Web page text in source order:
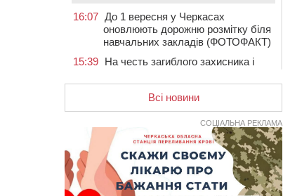
16:07 До 1 вересня у Черкасах
оновлюють дорожню розмітку біля
навчальних закладів (ФОТОФАКТ)
15:39 На честь загиблого захисника і
спортивно-реабілітаційний центр
заборону міськради, проведуть
“Ше.Fest”
14:31
У Каневі аномальна спека
призвела до перебоїв у роботі
електромереж та комунальних
служб
Всі новини
СОЦІАЛЬНА РЕКЛАМА